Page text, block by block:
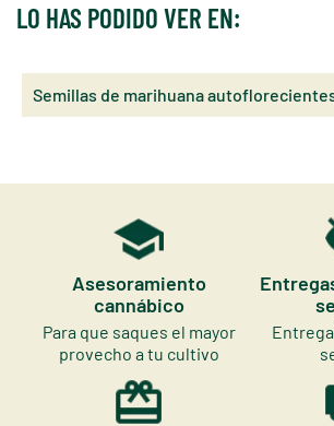
LO HAS PODIDO VER EN:
Semillas de marihuana
Asesoramiento
cannábico
Para que saques el mayor
provecho a tu cultivo